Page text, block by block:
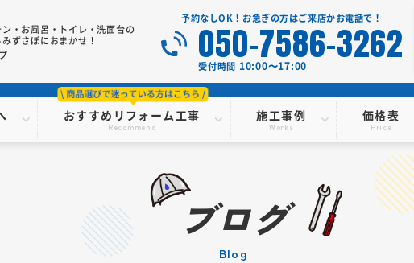
ン・お風呂・トイレ・洗面台の
ずさぽにおまかせ！
おすすめリフォーム工事
Recommend
施工事例
Works
価格表
Price
予約なしOK！お急ぎの方はご来店かお電話で！
050-7586-3262
受付時間 10:00〜17:00
ブログ
blog